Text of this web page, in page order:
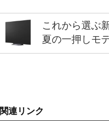
これから選ぶ
夏の一押しモ
関連リンク